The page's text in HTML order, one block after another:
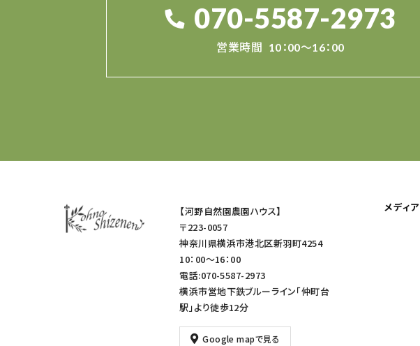
070-5587-2973
営業時間 10：00～16：00
【河野自然園農園ハウス】
〒223-0057
神奈川県横浜市港北区新羽町4254
10：00～16：00
電話:070-5587-2973
横浜市営地下鉄ブルーライン「仲町台
駅」より徒歩12分
Google mapで見る
メディア